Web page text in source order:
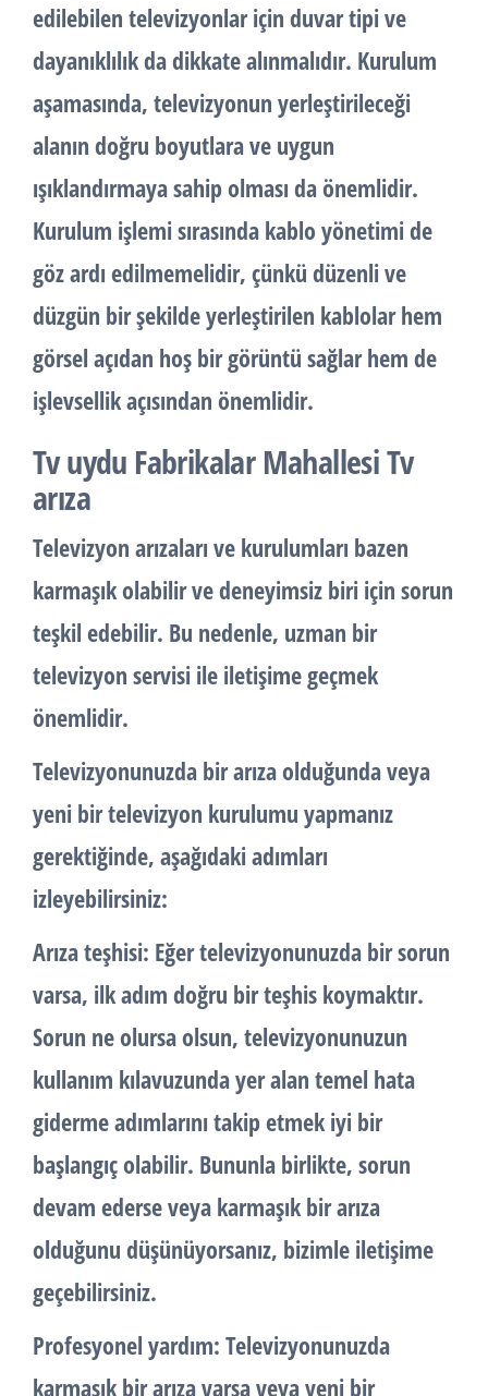
edilebilen televizyonlar için duvar tipi ve
dayanıklılık da dikkate alınmalıdır. Kurulum
aşamasında, televizyonun yerleştirileceği
alanın doğru boyutlara ve uygun
ışıklandırmaya sahip olması da önemlidir.
Kurulum işlemi sırasında kablo yönetimi de
göz ardı edilmemelidir, çünkü düzenli ve
düzgün bir şekilde yerleştirilen kablolar hem
görsel açıdan hoş bir görüntü sağlar hem de
işlevsellik açısından önemlidir.
Tv uydu Fabrikalar Mahallesi Tv
arıza
Televizyon arızaları ve kurulumları bazen
karmaşık olabilir ve deneyimsiz biri için sorun
teşkil edebilir. Bu nedenle, uzman bir
televizyon servisi ile iletişime geçmek
önemlidir.
Televizyonunuzda bir arıza olduğunda veya
yeni bir televizyon kurulumu yapmanız
gerektiğinde, aşağıdaki adımları
izleyebilirsiniz:
Arıza teşhisi: Eğer televizyonunuzda bir sorun
varsa, ilk adım doğru bir teşhis koymaktır.
Sorun ne olursa olsun, televizyonunuzun
kullanım kılavuzunda yer alan temel hata
giderme adımlarını takip etmek iyi bir
başlangıç olabilir. Bununla birlikte, sorun
devam ederse veya karmaşık bir arıza
olduğunu düşünüyorsanız, bizimle iletişime
geçebilirsiniz.
Profesyonel yardım: Televizyonunuzda
karmaşık bir arıza varsa veya yeni bir